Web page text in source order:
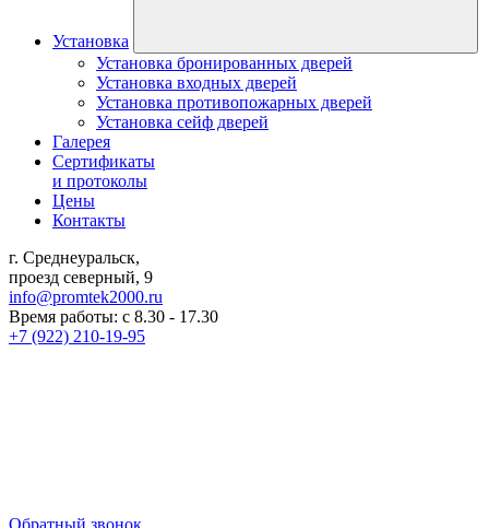
Установка
Установка бронированных дверей
Установка входных дверей
Установка противопожарных дверей
Установка сейф дверей
Галерея
Сертификаты
и протоколы
Цены
Контакты
г. Среднеуральск,
проезд северный, 9
info@promtek2000.ru
Время работы: с 8.30 - 17.30
+7 (922) 210-19-95